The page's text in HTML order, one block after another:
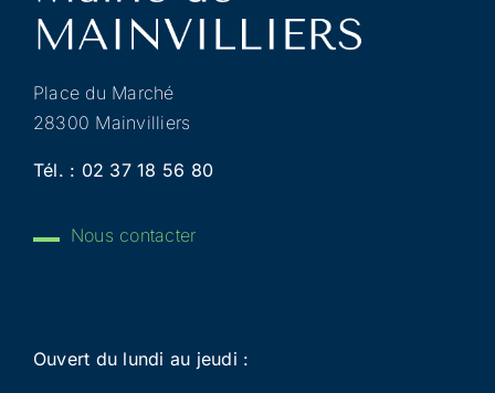
Place du Marché
28300 Mainvilliers
Tél. : 02 37 18 56 80
Nous contacter
Ouvert du lundi au jeudi :